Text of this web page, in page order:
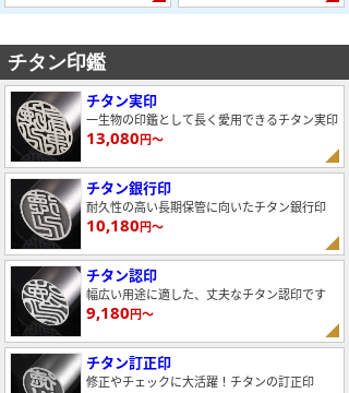
チタン印鑑
チタン実印
一生物の印鑑として長く愛用できるチタン実印
13,080円～
チタン銀行印
耐久性の高い長期保管に向いたチタン銀行印
10,180円～
チタン認印
幅広い用途に適した、丈夫なチタン認印です
9,180円～
チタン訂正印
修正やチェックに大活躍！チタンの訂正印